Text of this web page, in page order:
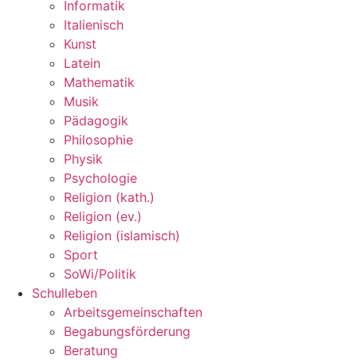
Informatik
Italienisch
Kunst
Latein
Mathematik
Musik
Pädagogik
Philosophie
Physik
Psychologie
Religion (kath.)
Religion (ev.)
Religion (islamisch)
Sport
SoWi/Politik
Schulleben
Arbeitsgemeinschaften
Begabungsförderung
Beratung